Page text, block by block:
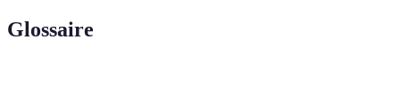
Glossaire